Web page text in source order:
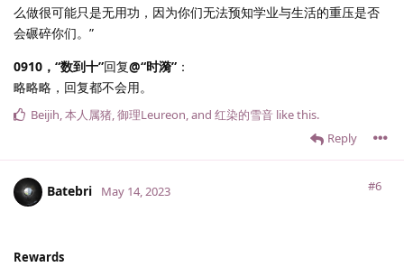
么做很可能只是无用功，因为你们无法预知学业与生活的重压是否
会碾碎你们。”
0910，“数到十”回复@“时漪” ：
略略略，回复都不会用。
Reply
Beijih,本人属猪,御理Leureon, and 红染的雪音 like this.
Batebri #6
May 14, 2023
Rewards